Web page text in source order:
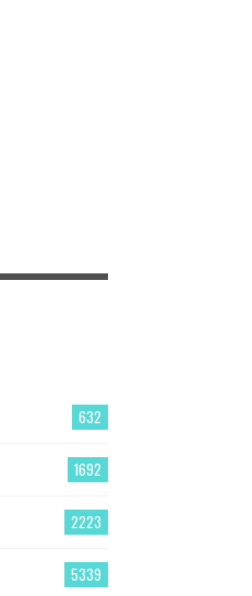
632
1692
2223
5339